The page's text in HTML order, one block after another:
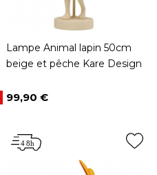
Lampe Animal lapin 50cm
beige et pêche Kare Design
Prix
99,90 €